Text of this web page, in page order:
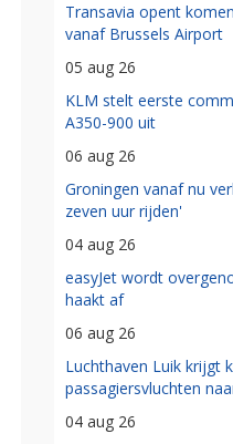
Transavia opent
vanaf Brussels Airport
05 aug 26
KLM stelt eerste
A350-900 uit
06 aug 26
Groningen vanaf nu
zeven uur rijden'
04 aug 26
easyJet wordt
haakt af
06 aug 26
Luchthaven Luik krijgt
passagiersvluchten
04 aug 26